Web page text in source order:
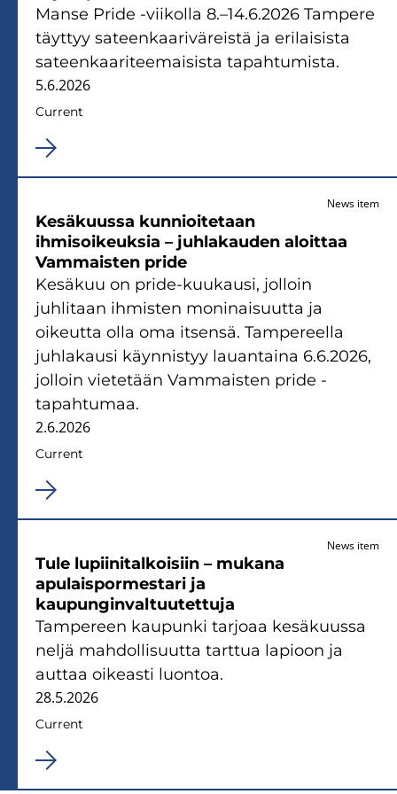
Manse Pride -viikolla 8.–14.6.2026 Tampere
täyttyy sateenkaariväreistä ja erilaisista
sateenkaariteemaisista tapahtumista.
5.6.2026
Current
News item
Kesäkuussa kunnioitetaan
ihmisoikeuksia – juhlakauden aloittaa
Vammaisten pride
Kesäkuu on pride-kuukausi, jolloin
juhlitaan ihmisten moninaisuutta ja
oikeutta olla oma itsensä. Tampereella
juhlakausi käynnistyy lauantaina 6.6.2026,
jolloin vietetään Vammaisten pride -
tapahtumaa.
2.6.2026
Current
News item
Tule lupiinitalkoisiin – mukana
apulaispormestari ja
kaupunginvaltuutettuja
Tampereen kaupunki tarjoaa kesäkuussa
neljä mahdollisuutta tarttua lapioon ja
auttaa oikeasti luontoa.
28.5.2026
Current